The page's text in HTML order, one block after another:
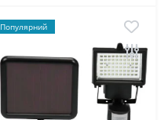
Популярний